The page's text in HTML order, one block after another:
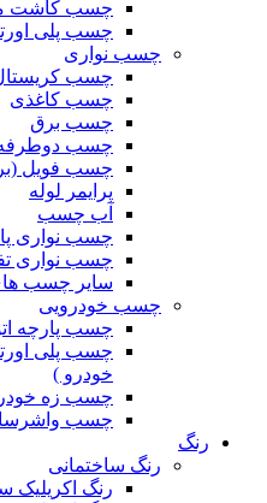
چسب کاشت
چسب پلی
چسب نواری
چسب
چسب کاغذی
چسب برق
چسب
چسب فویل
پرایمر لوله
آب چسب
چسب نواری
چسب نواری
سایر چسب
چسب خودرویی
چسب پارچه
چسب پلی
خودرو )
چسب زه
چسب
رنگ
رنگ ساختمانی
رنگ اکریلیک